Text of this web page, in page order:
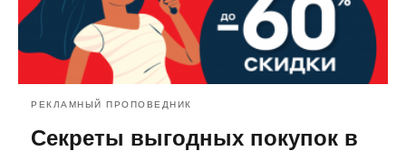
РЕКЛАМНЫЙ ПРОПОВЕДНИК
Секреты выгодных покупок в